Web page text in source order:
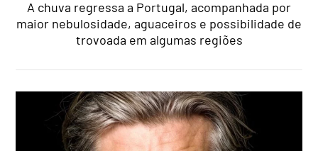
A chuva regressa a Portugal, acompanhada por
maior nebulosidade, aguaceiros e possibilidade de
trovoada em algumas regiões